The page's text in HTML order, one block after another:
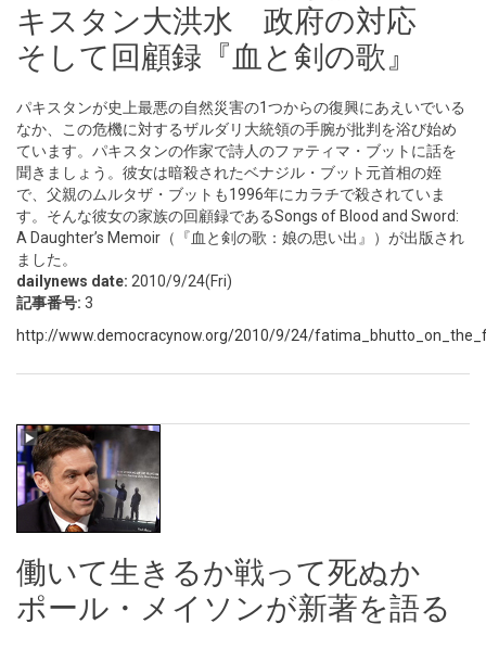
キスタン大洪水 政府の対応
そして回顧録『血と剣の歌』
パキスタンが史上最悪の自然災害の1つからの復興にあえいでいる
なか、この危機に対するザルダリ大統領の手腕が批判を浴び始め
ています。パキスタンの作家で詩人のファティマ・ブットに話を
聞きましょう。彼女は暗殺されたベナジル・ブット元首相の姪
で、父親のムルタザ・ブットも1996年にカラチで殺されていま
す。そんな彼女の家族の回顧録であるSongs of Blood and Sword:
A Daughter’s Memoir（『血と剣の歌：娘の思い出』）が出版され
ました。
dailynews date: 2010/9/24(Fri)
記事番号: 3
http://www.democracynow.org/2010/9/24/
働いて生きるか戦って死ぬか
ポール・メイソンが新著を語る